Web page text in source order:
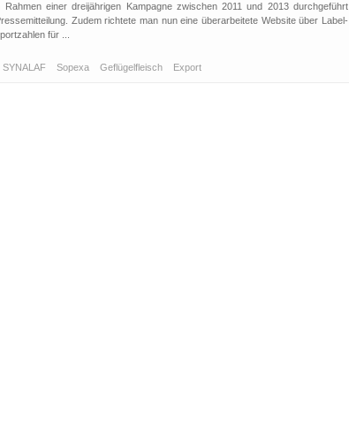
einer dreijährigen Kampagne zwischen 2011 und 2013 durchgeführt
Zudem richtete man nun eine überarbeitete Website über Label-
für ...
SYNALAF Sopexa Geflügelfleisch Export